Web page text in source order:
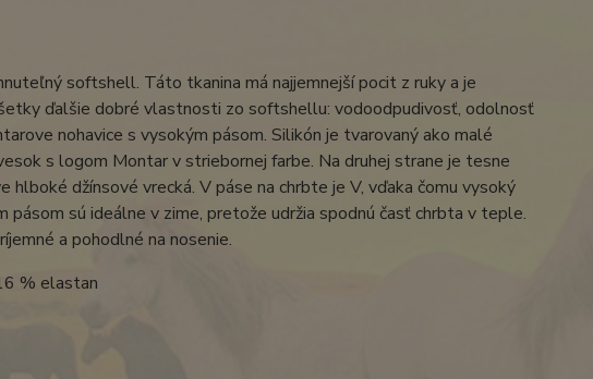
softshell. Táto tkanina má najjemnejší pocit z ruky a je
ďalšie dobré vlastnosti zo softshellu: vodoodpudivosť, odolnosť
nohavice s vysokým pásom. Silikón je tvarovaný ako malé
s logom Montar v striebornej farbe. Na druhej strane je tesne
džínsové vrecká. V páse na chrbte je V, vďaka čomu vysoký
pásom sú ideálne v zime, pretože udržia spodnú časť chrbta v teple.
a pohodlné na nosenie.
% elastan